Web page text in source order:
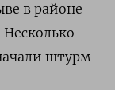
в районе
Несколько
штурм